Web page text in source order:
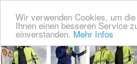
Wir verwenden Cookies, um
Ihnen einen besseren Service
einverstanden. Mehr Infos